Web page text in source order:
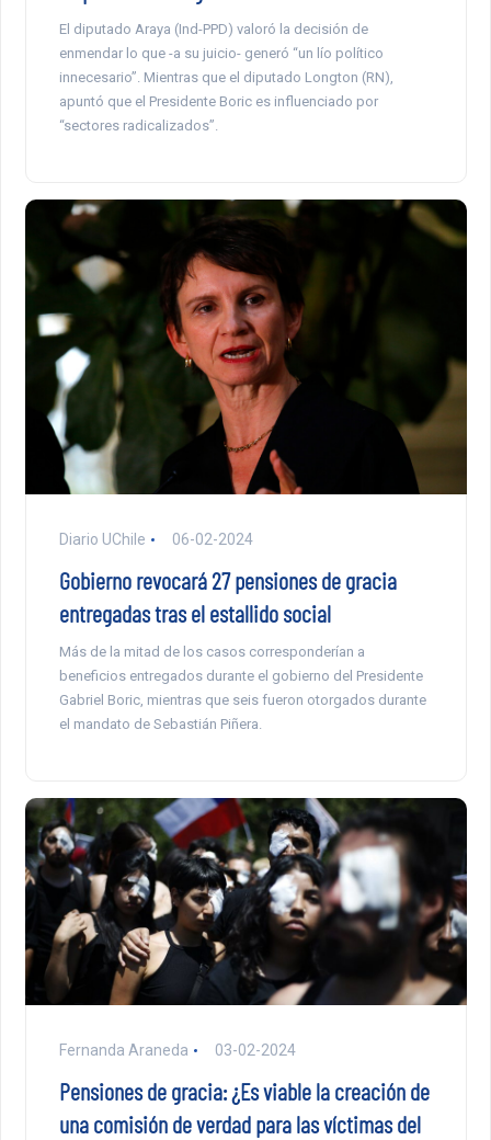
El diputado Araya (Ind-PPD) valoró la decisión de
enmendar lo que -a su juicio- generó “un lío político
innecesario”. Mientras que el diputado Longton (RN),
apuntó que el Presidente Boric es influenciado por
“sectores radicalizados”.
Diario UChile 06-02-2024
Gobierno revocará 27 pensiones de gracia
entregadas tras el estallido social
Más de la mitad de los casos corresponderían a
beneficios entregados durante el gobierno del Presidente
Gabriel Boric, mientras que seis fueron otorgados durante
el mandato de Sebastián Piñera.
Fernanda Araneda 03-02-2024
Pensiones de gracia: ¿Es viable la creación de
una comisión de verdad para las víctimas del